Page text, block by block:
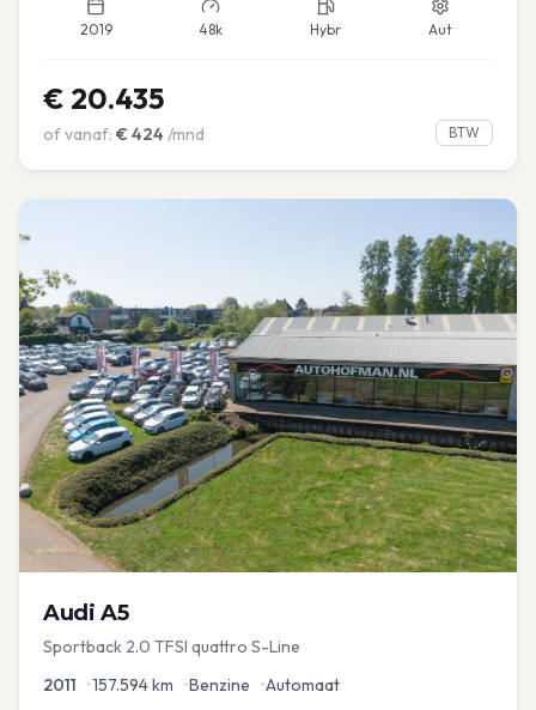
2019 48k Hybr Aut
€ 20.435
of vanaf: € 424 /mnd BTW
Audi A5
Sportback 2.0 TFSI quattro S-Line
2011 •157.594km •Benzine •Automaat